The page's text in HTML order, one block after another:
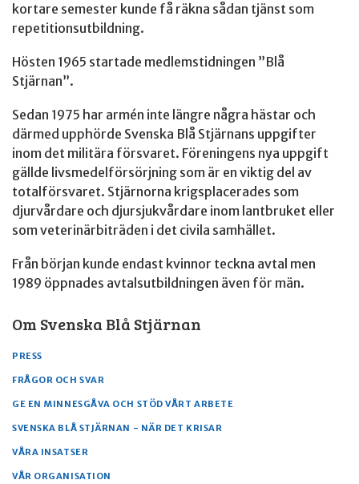
kortare semester kunde få räkna sådan tjänst som
repetitionsutbildning.
Hösten 1965 startade medlemstidningen ”Blå
Stjärnan”.
Sedan 1975 har armén inte längre några hästar och
därmed upphörde Svenska Blå Stjärnans uppgifter
inom det militära försvaret. Föreningens nya uppgift
gällde livsmedelförsörjning som är en viktig del av
totalförsvaret. Stjärnorna krigsplacerades som
djurvårdare och djursjukvårdare inom lantbruket eller
som veterinärbiträden i det civila samhället.
Från början kunde endast kvinnor teckna avtal men
1989 öppnades avtalsutbildningen även för män.
Om Svenska Blå Stjärnan
PRESS
FRÅGOR OCH SVAR
GE EN MINNESGÅVA OCH STÖD VÅRT ARBETE
SVENSKA BLÅ STJÄRNAN - NÄR DET KRISAR
VÅRA INSATSER
VÅR ORGANISATION